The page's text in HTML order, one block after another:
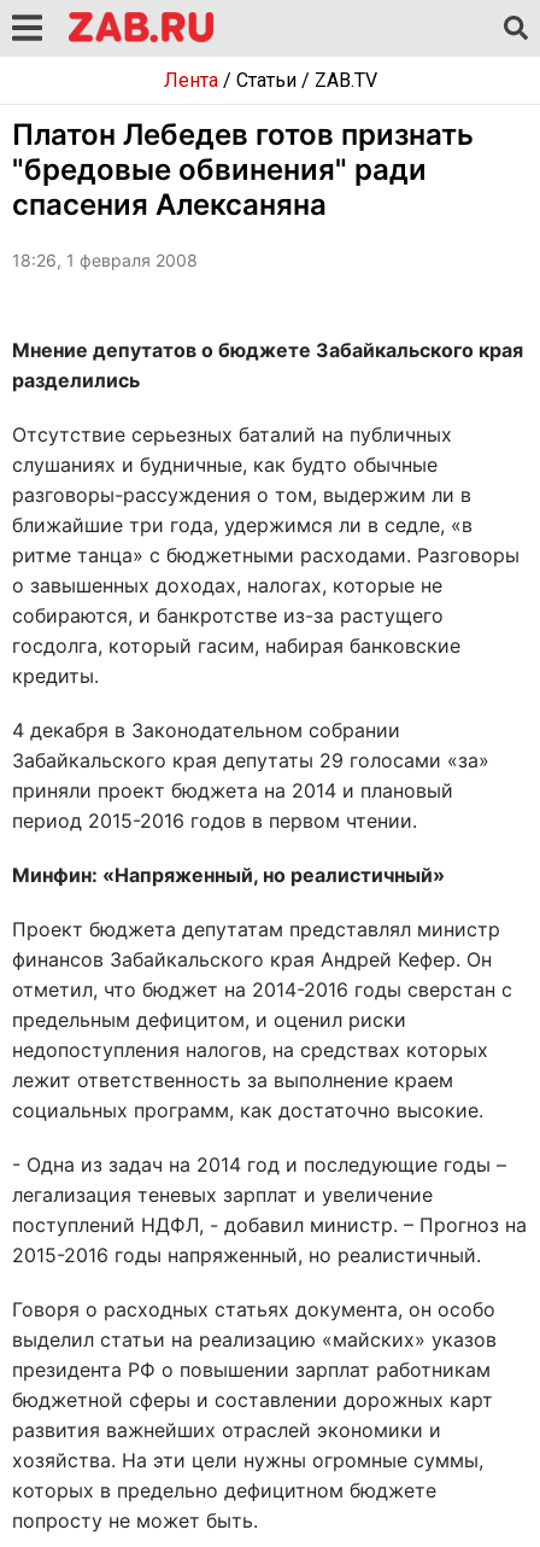
Лента/ Статьи/ ZAB.TV
Платон Лебедев готов признать
"бредовые обвинения" ради
спасения Алексаняна
18:26, 1 февраля 2008
Мнение депутатов о бюджете Забайкальского края
разделились
Отсутствие серьезных баталий на публичных
слушаниях и будничные, как будто обычные
разговоры-рассуждения о том, выдержим ли в
ближайшие три года, удержимся ли в седле, «в
ритме танца» с бюджетными расходами. Разговоры
о завышенных доходах, налогах, которые не
собираются, и банкротстве из-за растущего
госдолга, который гасим, набирая банковские
кредиты.
4 декабря в Законодательном собрании
Забайкальского края депутаты 29 голосами «за»
приняли проект бюджета на 2014 и плановый
период 2015-2016 годов в первом чтении.
Минфин: «Напряженный, но реалистичный»
Проект бюджета депутатам представлял министр
финансов Забайкальского края Андрей Кефер. Он
отметил, что бюджет на 2014-2016 годы сверстан с
предельным дефицитом, и оценил риски
недопоступления налогов, на средствах которых
лежит ответственность за выполнение краем
социальных программ, как достаточно высокие.
- Одна из задач на 2014 год и последующие годы –
легализация теневых зарплат и увеличение
поступлений НДФЛ, - добавил министр. – Прогноз на
2015-2016 годы напряженный, но реалистичный.
Говоря о расходных статьях документа, он особо
выделил статьи на реализацию «майских» указов
президента РФ о повышении зарплат работникам
бюджетной сферы и составлении дорожных карт
развития важнейших отраслей экономики и
хозяйства. На эти цели нужны огромные суммы,
которых в предельно дефицитном бюджете
попросту не может быть.